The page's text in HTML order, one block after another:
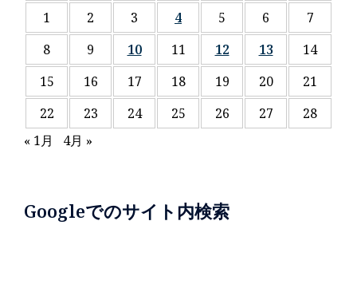
1
2 3 4 5 6
7
8
9 10 11 12 13
14
15
16 17 18 19 20
21
22
23 24 25 26 27
28
« 1月
4月 »
Googleでのサイト内検索